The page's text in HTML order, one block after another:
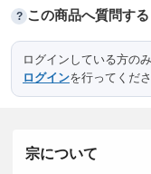
? この商品へ質問する
ログインしている方の
ログインを行ってくださ
宗について